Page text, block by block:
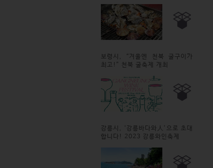
보령시, “겨울엔 천북 굴구이가
최고!” 천북 굴축제 개최
강릉시, ‘강릉바다와人’으로 초대
합니다! 2023 강릉와인축제